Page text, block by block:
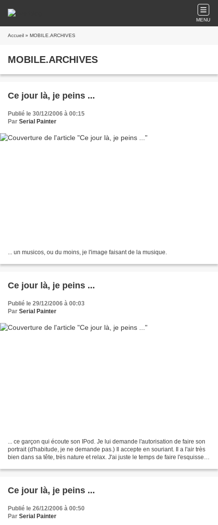
MENU
Accueil » MOBILE.ARCHIVES
MOBILE.ARCHIVES
Ce jour là, je peins ...
Publié le 30/12/2006 à 00:15
Par Serial Painter
... un musicos, ou du moins, je l'image faisant de la musique.
Ce jour là, je peins ...
Publié le 29/12/2006 à 00:03
Par Serial Painter
... ce garçon qui écoute son IPod. Je lui demande l'autorisation de faire son
portrait (d'habitude, je ne demande pas.) Il accepte en souriant. Il a l'air très
bien dans sa tête, très nature et relax. J'ai juste le temps de faire l'esquisse et
Ce jour là, je peins ...
Publié le 26/12/2006 à 00:50
Par Serial Painter